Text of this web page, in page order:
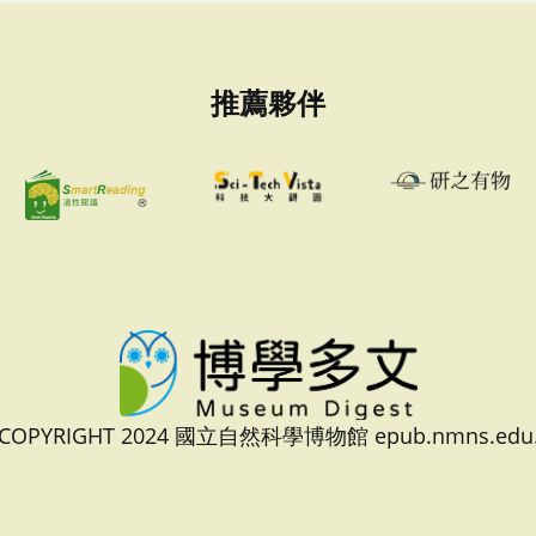
推薦夥伴
2024 國立自然科學博物館